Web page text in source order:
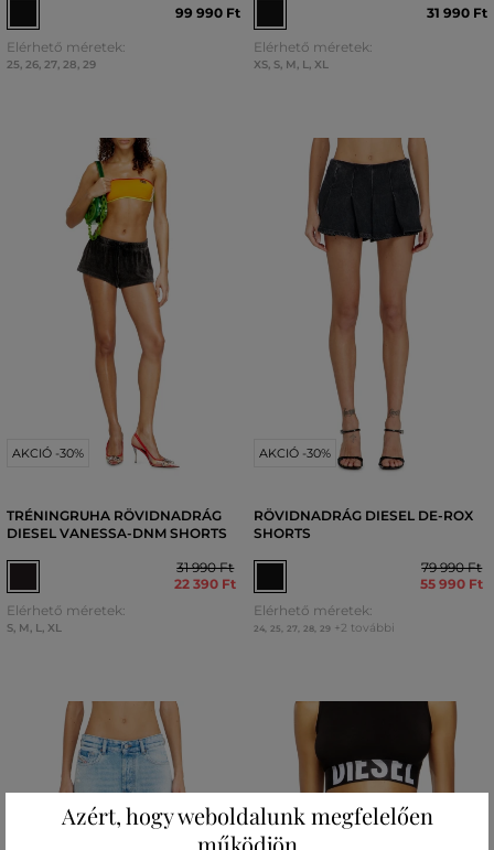
99 990 Ft
Elérhető méretek:
25, 26, 27, 28, 29
31 990 Ft
Elérhető méretek:
XS, S, M, L, XL
AKCIÓ -30%
TRÉNINGRUHA RÖVIDNADRÁG
DIESEL VANESSA-DNM SHORTS
31 990 Ft
22 390 Ft
Elérhető méretek:
S, M, L, XL
AKCIÓ -30%
RÖVIDNADRÁG DIESEL DE-ROX
SHORTS
79 990 Ft
55 990 Ft
Elérhető méretek:
24, 25 27 28, 29 +2 további
Azért, hogy weboldalunk megfelelően
működjön